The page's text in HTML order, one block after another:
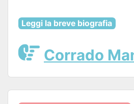
Leggi la breve biografia
Corrado